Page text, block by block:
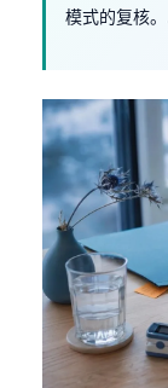
模式的复核